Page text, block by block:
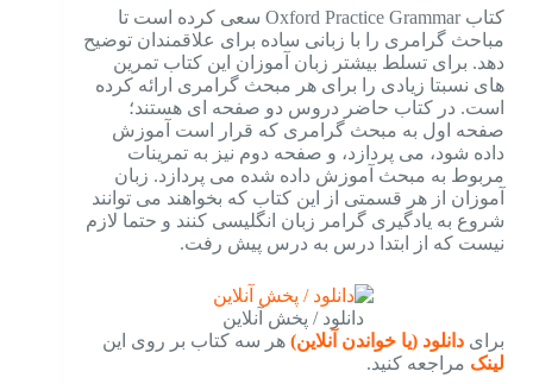
کتاب Oxford Practice Grammar سعی کرده است تا
مباحث گرامری را با زبانی ساده برای علاقمندان توضیح
دهد. برای تسلط بیشتر زبان آموزان این کتاب تمرین
های نسبتا زیادی را برای هر مبحث گرامری ارائه کرده
است. در کتاب حاضر دروس دو صفحه ای هستند؛
صفحه اول به مبحث گرامری که قرار است آموزش
داده شود، می پردازد، و صفحه دوم نیز به تمرینات
مربوط به مبحث آموزش داده شده می پردازد. زبان
آموزان از هر قسمتی از این کتاب که بخواهند می توانند
شروع به یادگیری گرامر زبان انگلیسی کنند و حتما لازم
نیست که از ابتدا درس به درس پیش رفت.
دانلود / پخش آنلاین
برای دانلود (یا خواندن آنلاین) هر سه کتاب بر روی این
لینک مراجعه کنید.